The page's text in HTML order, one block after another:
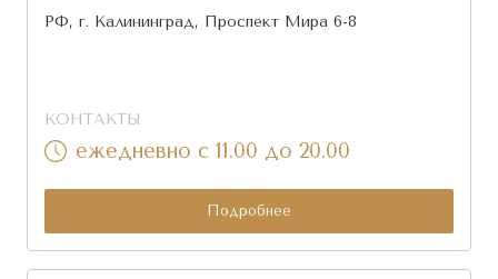
РФ, г. Калининград, Проспект Мира 6-8
КОНТАКТЫ
ежедневно с 11.00 до 20.00
Подробнее